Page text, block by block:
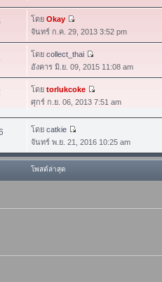
โดย Okay
จันทร์ ก.ค. 29, 2013 3:52 pm
โดย collect_thai
อังคาร มิ.ย. 09, 2015 11:08 am
โดย torlukcoke
ศุกร์ ก.ย. 06, 2013 7:51 am
โดย catkie
จันทร์ พ.ย. 21, 2016 10:25 am
โพสต์ล่าสุด